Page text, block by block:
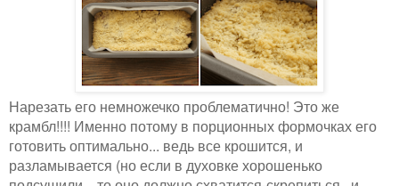
Нарезать его немножечко проблематично! Это же
крамбл!!!! Именно потому в порционных формочках его
готовить оптимально... ведь все крошится, и
разламывается (но если в духовке хорошенько